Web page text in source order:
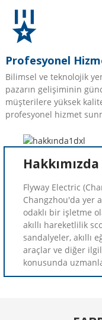
Profesyonel
Bilimsel ve teknolojik
pazarın gelişiminin
müşterilere yüksek
profesyonel hizmet
Hakkımızda
Flyway Electric
Changzhou'da yer
odaklı bir işletme
akıllı hareketlilik
sandalyeler, akıllı
araçlar ve diğer
konusunda